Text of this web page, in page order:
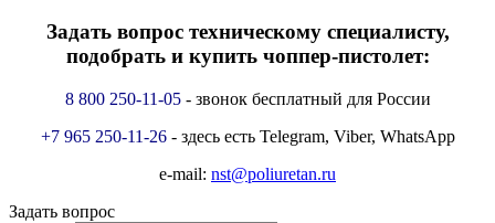
Задать вопрос техническому специалисту,
подобрать и купить чоппер-пистолет:
8 800 250-11-05- звонок бесплатный для России
+7 965 250-11-26- здесь есть Telegram, Viber, WhatsApp
e-mail: nst@poliuretan.ru
Задать вопрос